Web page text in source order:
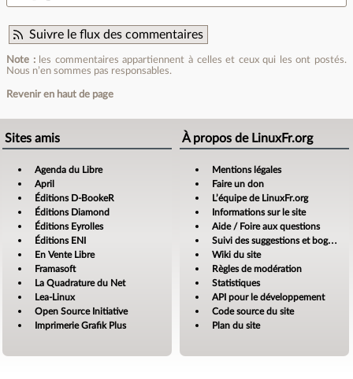
Suivre le flux des commentaires
Note :les commentaires appartiennent à celles et ceux qui les ont postés.
Nous n’en sommes pas responsables.
Revenir en haut de page
Sites amis
Agenda du Libre
April
Éditions D-BookeR
Éditions Diamond
Éditions Eyrolles
Éditions ENI
En Vente Libre
Framasoft
La Quadrature du Net
Lea-Linux
Open Source Initiative
Imprimerie Grafik Plus
À propos de LinuxFr.org
Mentions légales
Faire un don
L’équipe de LinuxFr.org
Informations sur le site
Aide / Foire aux questions
Suivi des suggestions et bogues
Wiki du site
Règles de modération
Statistiques
API pour le développement
Code source du site
Plan du site